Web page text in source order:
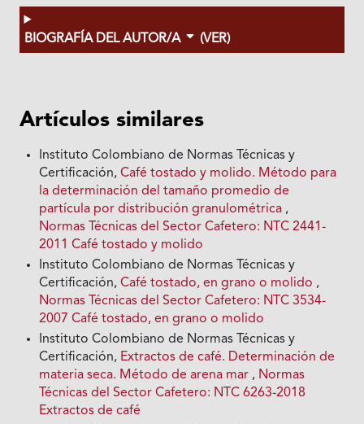
BIOGRAFÍA DEL AUTOR/A (VER)
Artículos similares
Instituto Colombiano de Normas Técnicas y
Certificación,Café tostado y molido. Método para
la determinación del tamaño promedio de
partícula por distribución granulométrica ,
Normas Técnicas del Sector Cafetero: NTC 2441-
2011 Café tostado y molido
Instituto Colombiano de Normas Técnicas y
Certificación,Café tostado, en grano o molido ,
Normas Técnicas del Sector Cafetero: NTC 3534-
2007 Café tostado, en grano o molido
Instituto Colombiano de Normas Técnicas y
Certificación, Extractos de café. Determinación de
materia seca. Método de arena mar , Normas
Técnicas del Sector Cafetero: NTC 6263-2018
Extractos de café